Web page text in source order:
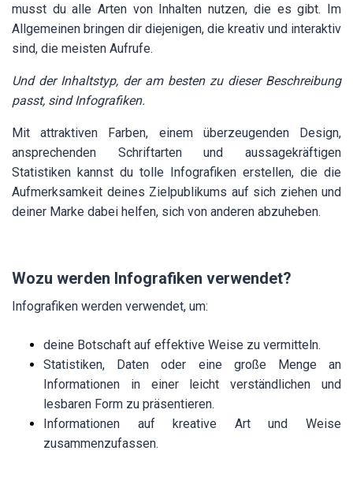
musst du alle Arten von Inhalten nutzen, die es gibt. Im
Allgemeinen bringen dir diejenigen, die kreativ und interaktiv
sind, die meisten Aufrufe.
Und der Inhaltstyp, der am besten zu dieser Beschreibung
passt, sind Infografiken.
Mit attraktiven Farben, einem überzeugenden Design,
ansprechenden Schriftarten und aussagekräftigen
Statistiken kannst du tolle Infografiken erstellen, die die
Aufmerksamkeit deines Zielpublikums auf sich ziehen und
deiner Marke dabei helfen, sich von anderen abzuheben.
Wozu werden Infografiken verwendet?
Infografiken werden verwendet, um:
deine Botschaft auf effektive Weise zu vermitteln.
Statistiken, Daten oder eine große Menge an
Informationen in einer leicht verständlichen und
lesbaren Form zu präsentieren.
Informationen auf kreative Art und Weise
zusammenzufassen.